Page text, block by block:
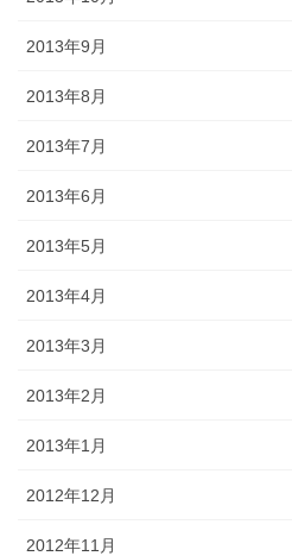
2013年9月
2013年8月
2013年7月
2013年6月
2013年5月
2013年4月
2013年3月
2013年2月
2013年1月
2012年12月
2012年11月